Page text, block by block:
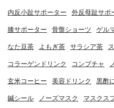
内反小趾サポーター 外反母趾サポ
膝サポーター 骨盤ショーツ ゲル
なた豆茶 よもぎ茶 サラシア茶
コラーゲンドリンク コンブチャ
玄米コーヒー 美容ドリンク 黒酢
鍼シール ノーズマスク マスクス